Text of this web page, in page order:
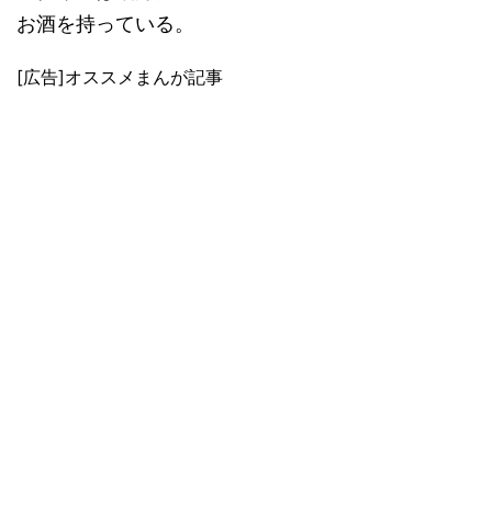
お酒を持っている。
[広告]オススメまんが記事